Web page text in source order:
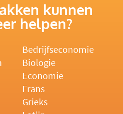
kunnen
helpen?
Bedrijfseconomie
Biologie
Economie
Frans
Grieks